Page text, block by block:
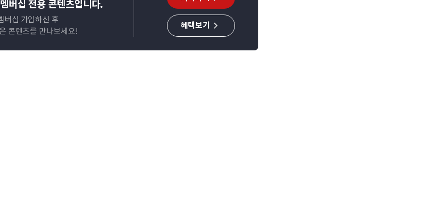
버십 전용 콘텐츠입니다.
버십 가입하신 후
콘텐츠를 만나보세요!
혜택보기